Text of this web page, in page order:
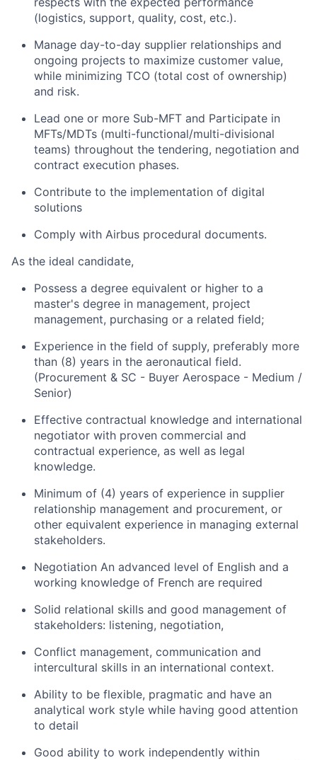
(logistics, support, quality, cost, etc.).
Manage day-to-day supplier relationships and
ongoing projects to maximize customer value,
while minimizing TCO (total cost of ownership)
and risk.
Lead one or more Sub-MFT and Participate in
MFTs/MDTs (multi-functional/multi-divisional
teams) throughout the tendering, negotiation and
contract execution phases.
Contribute to the implementation of digital
solutions
Comply with Airbus procedural documents.
As the ideal candidate,
Possess a degree equivalent or higher to a
master's degree in management, project
management, purchasing or a related field;
Experience in the field of supply, preferably more
than (8) years in the aeronautical field.
(Procurement & SC - Buyer Aerospace - Medium /
Senior)
Effective contractual knowledge and international
negotiator with proven commercial and
contractual experience, as well as legal
knowledge.
Minimum of (4) years of experience in supplier
relationship management and procurement, or
other equivalent experience in managing external
stakeholders.
Negotiation An advanced level of English and a
working knowledge of French are required
Solid relational skills and good management of
stakeholders: listening, negotiation,
Conflict management, communication and
intercultural skills in an international context.
Ability to be flexible, pragmatic and have an
analytical work style while having good attention
to detail
Good ability to work independently within